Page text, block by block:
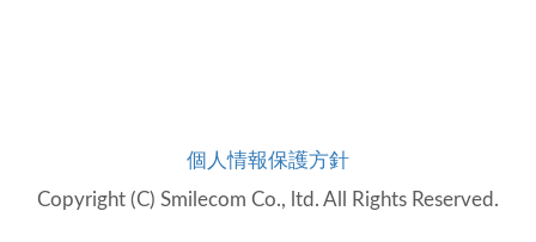
個人情報保護方針
Copyright (C) Smilecom Co., ltd. All Rights Reserved.